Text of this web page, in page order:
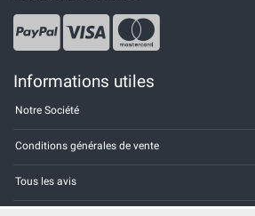
Informations utiles
Notre Société
Conditions générales de vente
Tous les avis